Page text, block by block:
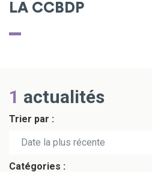
LA CCBDP
1 actualités
Trier par :
Date la plus récente
Date la plus ancienne
Catégories :